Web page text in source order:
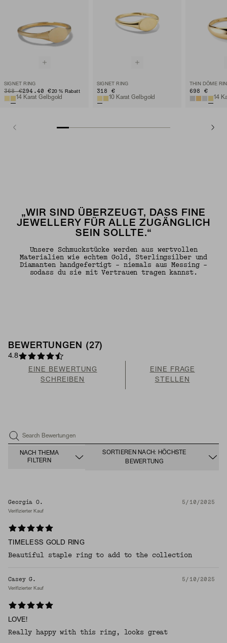
SIGNET RING
ORIGINAL PRICE
368 €
SALE PRICE294.40 €20 % Rabatt
14 Karat Gelbgold
SIGNET RING
318 €
10 Karat Gelbgold
THIN DÔME
698 €
14
„WIR SIND ÜBERZEUGT, DASS FINE
JEWELLERY FÜR ALLE ZUGÄNGLICH
SEIN SOLLTE.“
Unsere Schmuckstücke werden aus wertvollen
Materialien wie echtem Gold, Sterlingsilber und
Diamanten handgefertigt – niemals aus Messing –
sodass du sie mit Vertrauen tragen kannst.
BEWERTUNGEN (27)
4.8
EINE BEWERTUNG
SCHREIBEN
EINE FRAGE
STELLEN
Search Bewertungen
NACH THEMA
FILTERN
SORTIEREN NACH: HÖCHSTE
BEWERTUNG
Georgia O. 5/10/2025
Verifizierter Kauf
TIMELESS GOLD RING
Beautiful staple ring to add to the collection
Casey G. 5/10/2025
Verifizierter Kauf
LOVE!
Really happy with this ring, looks great